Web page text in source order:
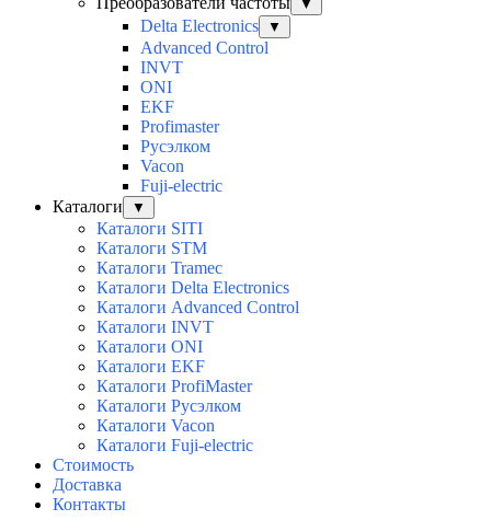
▼
Delta Electronics ▼
Advanced Control
INVT
ONI
EKF
Profimaster
Русэлком
Vacon
Fuji-electric
Каталоги
▼
Каталоги SITI
Каталоги STM
Каталоги Tramec
Каталоги Delta Electronics
Каталоги Advanced Control
Каталоги INVT
Каталоги ONI
Каталоги EKF
Каталоги ProfiMaster
Каталоги Русэлком
Каталоги Vacon
Каталоги Fuji-electric
Стоимость
Доставка
Контакты